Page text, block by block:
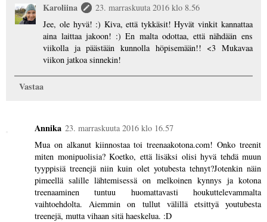
Karoliina
23. marraskuuta 2016 klo 8.56
Jee, ole hyvä! :) Kiva, että tykkäsit! Hyvät vinkit kannattaa
aina laittaa jakoon! :) En malta odottaa, että nähdään ens
viikolla ja päästään kunnolla höpisemään!! <3 Mukavaa
viikon jatkoa sinnekin!
Vastaa
Annika 23. marraskuuta 2016 klo 16.57
Mua on alkanut kiinnostaa toi treenaakotona.com! Onko treenit
miten monipuolisia? Koetko, että lisäksi olisi hyvä tehdä muun
tyyppisiä treenejä niin kuin olet yotubesta tehnyt?Jotenkin näin
pimeellä salille lähtemisessä on melkoinen kynnys ja kotona
treenaaminen tuntuu huomattavasti houkuttelevammalta
vaihtoehdolta. Aiemmin on tullut välillä etsittyä youtubesta
treenejä, mutta vihaan sitä haeskelua. :D